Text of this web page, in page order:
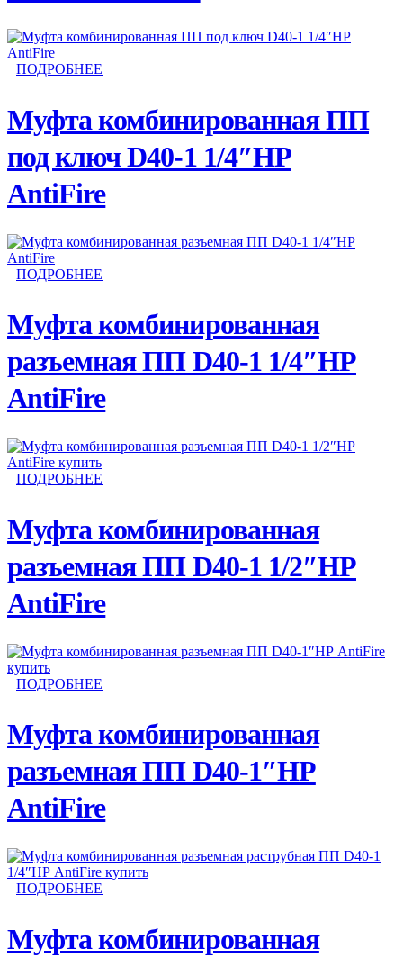
ПОДРОБНЕЕ
Муфта комбинированная ПП
под ключ D40-1 1/4″НР
AntiFire
ПОДРОБНЕЕ
Муфта комбинированная
разъемная ПП D40-1 1/4″НР
AntiFire
ПОДРОБНЕЕ
Муфта комбинированная
разъемная ПП D40-1 1/2″НР
AntiFire
ПОДРОБНЕЕ
Муфта комбинированная
разъемная ПП D40-1″НР
AntiFire
ПОДРОБНЕЕ
Муфта комбинированная